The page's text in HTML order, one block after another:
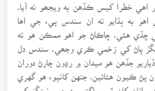
پر اهي خطرا کيس ڪڏهن به ويجھو نه آيا.
به ٻڌايو ته ان سندس پيء جي اها
ڇڏي هئي، ڇاڪاڻ جو اهو ممڪن هو ته
پاڻ کي زخمي ڪري وجھي. سندس دل
جڏهن هو ميدان ۾ رڍون چارڻ دوران
پڻ ڪيون هئائين، جنهن کانپوء هو گهري
اتان کان ٿورو اڳتي ٻه چور نِينگَرَ کي